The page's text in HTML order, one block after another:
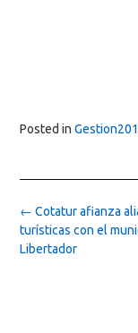
Posted in
Post
navigation
← Cotatur afianza
turísticas con el
Libertador